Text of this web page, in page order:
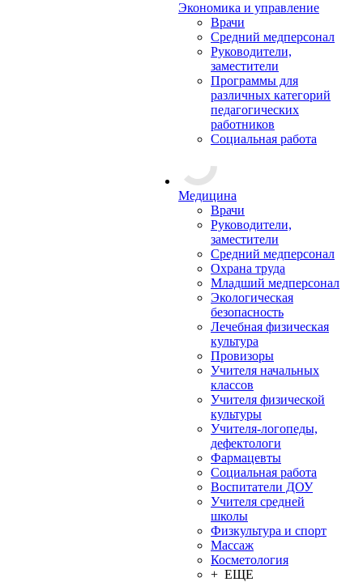
Экономика и управление
Врачи
Средний медперсонал
Руководители,
заместители
Программы для
различных категорий
педагогических
работников
Социальная работа
Медицина
Врачи
Руководители,
заместители
Средний медперсонал
Охрана труда
Младший медперсонал
Экологическая
безопасность
Лечебная физическая
культура
Провизоры
Учителя начальных
классов
Учителя физической
культуры
Учителя-логопеды,
дефектологи
Фармацевты
Социальная работа
Воспитатели ДОУ
Учителя средней
школы
Физкультура и спорт
Массаж
Косметология
+ ЕЩЕ